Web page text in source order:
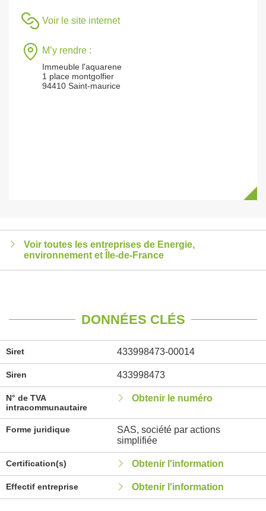
Voir le site internet
M’y rendre :
Immeuble l'aquarene
1 place montgolfier
94410 Saint-maurice
Voir toutes les entreprises de Energie,
environnement et Île-de-France
DONNÉES CLÉS
Siret 433998473-00014
Siren 433998473
N° de TVA
intracommunautaire
Obtenir le numéro
Forme juridique
SAS, société par actions
simplifiée
Certification(s) Obtenir l'information
Effectif entreprise Obtenir l'information